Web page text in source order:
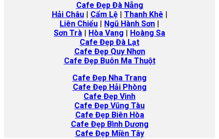
Cafe Đẹp Đà Nẵng
Hải Châu| Cẩm Lệ| Thanh Khê |
Liên Chiểu | Ngũ Hành Sơn |
Sơn Trà | Hòa Vang | Hoàng Sa
Cafe Đẹp Đà Lạt
Cafe Đẹp Quy Nhơn
Cafe Đẹp Buôn Ma Thuột
Cafe Đẹp Nha Trang
Cafe Đẹp Hải Phòng
Cafe Đẹp Vinh
Cafe Đẹp Vũng Tàu
Cafe Đẹp Biên Hòa
Cafe Đẹp Bình Dương
Cafe Đẹp Miền Tây